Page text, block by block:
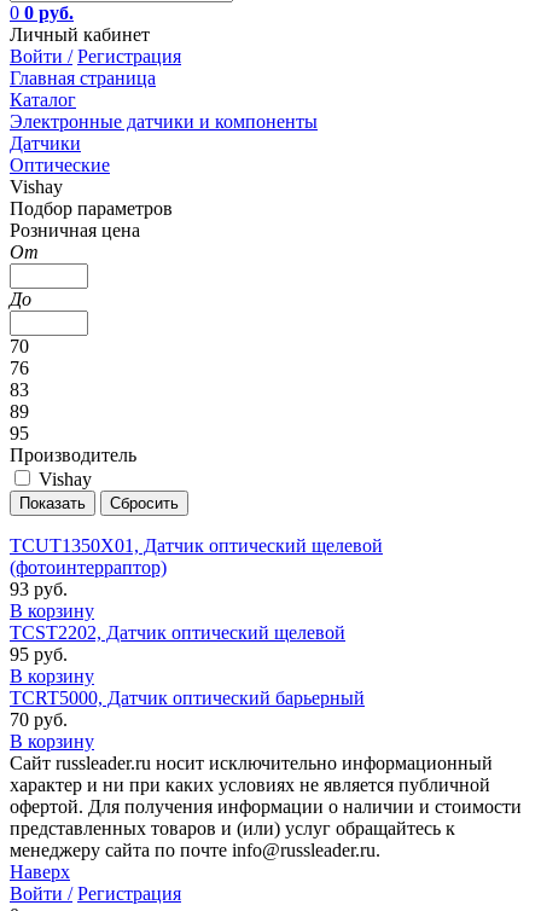
0 0 руб.
Личный кабинет
Войти / Регистрация
Главная страница
Каталог
Электронные датчики и компоненты
Датчики
Оптические
Vishay
Подбор параметров
Розничная цена
От
До
70
76
83
89
95
Производитель
Vishay
TCUT1350X01, Датчик оптический щелевой
(фотоинтерраптор)
93 руб.
В корзину
TCST2202, Датчик оптический щелевой
95 руб.
В корзину
TCRT5000, Датчик оптический барьерный
70 руб.
В корзину
Сайт russleader.ru носит исключительно информационный
характер и ни при каких условиях не является публичной
офертой. Для получения информации о наличии и стоимости
представленных товаров и (или) услуг обращайтесь к
менеджеру сайта по почте info@russleader.ru.
Наверх
Войти / Регистрация